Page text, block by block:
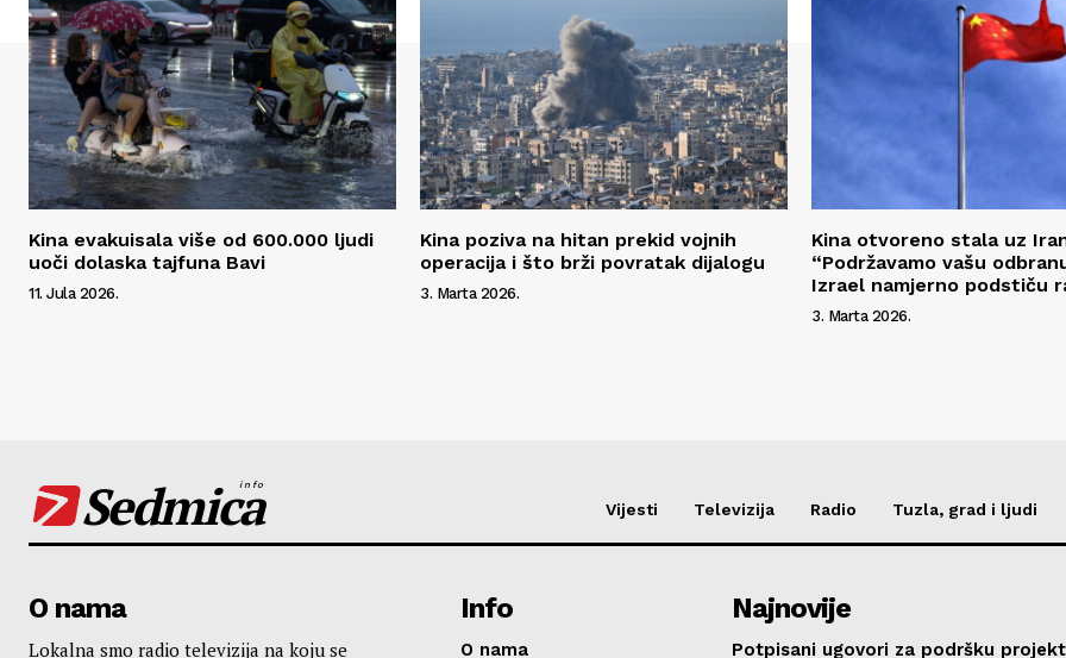
Kina evakuisala više od 600.000 ljudi
uoči dolaska tajfuna Bavi
11. Jula 2026.
Kina poziva na hitan prekid vojnih
operacija i što brži povratak dijalogu
3. Marta 2026.
Kina otvoreno stala uz
“Podržavamo vašu
Izrael namjerno podstiču
3. Marta 2026.
Sedmica
info
Vijesti Televizija Radio Tuzla, grad i ljudi
O nama
Lokalna smo radio televizija na koju se
Info
O nama
Najnovije
Potpisani ugovori za podršku